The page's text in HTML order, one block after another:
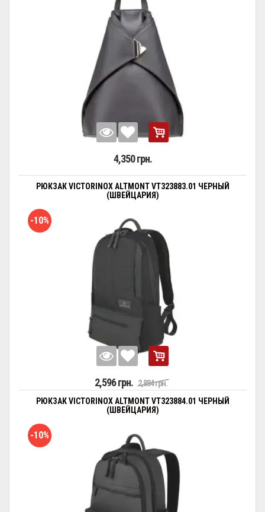
4,350 грн.
РЮКЗАК VICTORINOX ALTMONT VT323883.01 ЧЕРНЫЙ
(ШВЕЙЦАРИЯ)
-10%
2,596 грн. 2,884 грн.
РЮКЗАК VICTORINOX ALTMONT VT323884.01 ЧЕРНЫЙ
(ШВЕЙЦАРИЯ)
-10%